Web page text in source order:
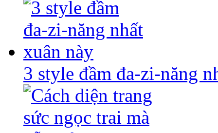
3 style đầm đa-zi-năng